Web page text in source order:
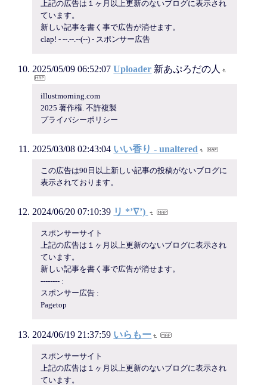
上記の広告は１ヶ月以上更新のないブログに表示され
ています。
新しい記事を書く事で広告が消せます。
clap! - --.--.--(--) - スポンサー広告
2025/05/09 06:52:07 Uploader 新あぷろだの人
illustmorning.com
2025 著作権. 不許複製
プライバシーポリシー
2025/03/08 02:43:04 いい香り - unaltered
この広告は90日以上新しい記事の投稿がないブログに
表示されております。
2024/06/20 07:10:39 リ *’∇’)
スポンサーサイト
上記の広告は１ヶ月以上更新のないブログに表示され
ています。
新しい記事を書く事で広告が消せます。
-------- :
スポンサー広告 :
Pagetop
2024/06/19 21:37:59 いらもー
スポンサーサイト
上記の広告は１ヶ月以上更新のないブログに表示され
ています。